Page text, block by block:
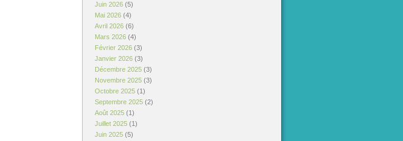
Juin 2026 (5)
Mai 2026 (4)
Avril 2026 (6)
Mars 2026 (4)
Février 2026 (3)
Janvier 2026 (3)
Décembre 2025 (3)
Novembre 2025 (3)
Octobre 2025 (1)
Septembre 2025 (2)
Août 2025 (1)
Juillet 2025 (1)
Juin 2025 (5)